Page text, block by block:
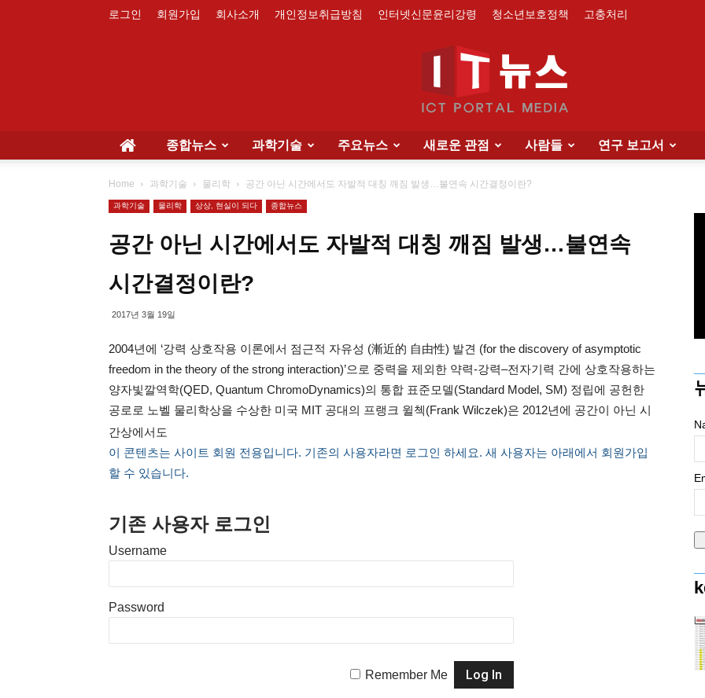
로그인 회원가입 회사소개 개인정보취급방침 인터넷신문윤리강령 청소년보호정책 고충처리
종합뉴스 과학기술 주요뉴스 새로운 관점 사람들 연구 보고서
Home 과학기술 물리학 공간 아닌 시간에서도 자발적 대칭 깨짐 발생…불연속 시간결정이란?
과학기술 물리학 상상, 현실이 되다 종합뉴스
공간 아닌 시간에서도 자발적 대칭 깨짐 발생…불연속
시간결정이란?
2017년 3월 19일
2004년에 ‘강력 상호작용 이론에서 점근적 자유성 (漸近的 自由性) 발견 (for the discovery of asymptotic
freedom in the theory of the strong interaction)’으로 중력을 제외한 약력-강력–전자기력 간에 상호작용하는
양자빛깔역학(QED, Quantum ChromoDynamics)의 통합 표준모델(Standard Model, SM) 정립에 공헌한
공로로 노벨 물리학상을 수상한 미국 MIT 공대의 프랭크 윌첵(Frank Wilczek)은 2012년에 공간이 아닌 시
간상에서도
이 콘텐츠는 사이트 회원 전용입니다. 기존의 사용자라면 로그인 하세요. 새 사용자는 아래에서 회원가입
할 수 있습니다.
기존 사용자 로그인
Username
Password
Remember Me